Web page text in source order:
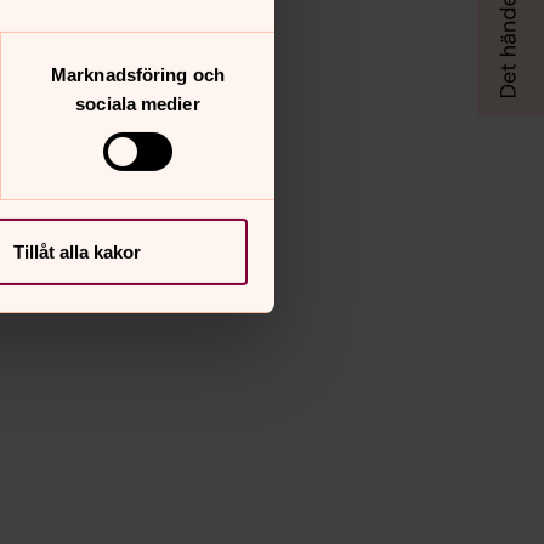
Marknadsföring och
sociala medier
Tillåt alla kakor